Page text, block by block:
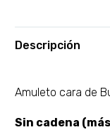
Descripción
Amuleto cara de
Sin cadena